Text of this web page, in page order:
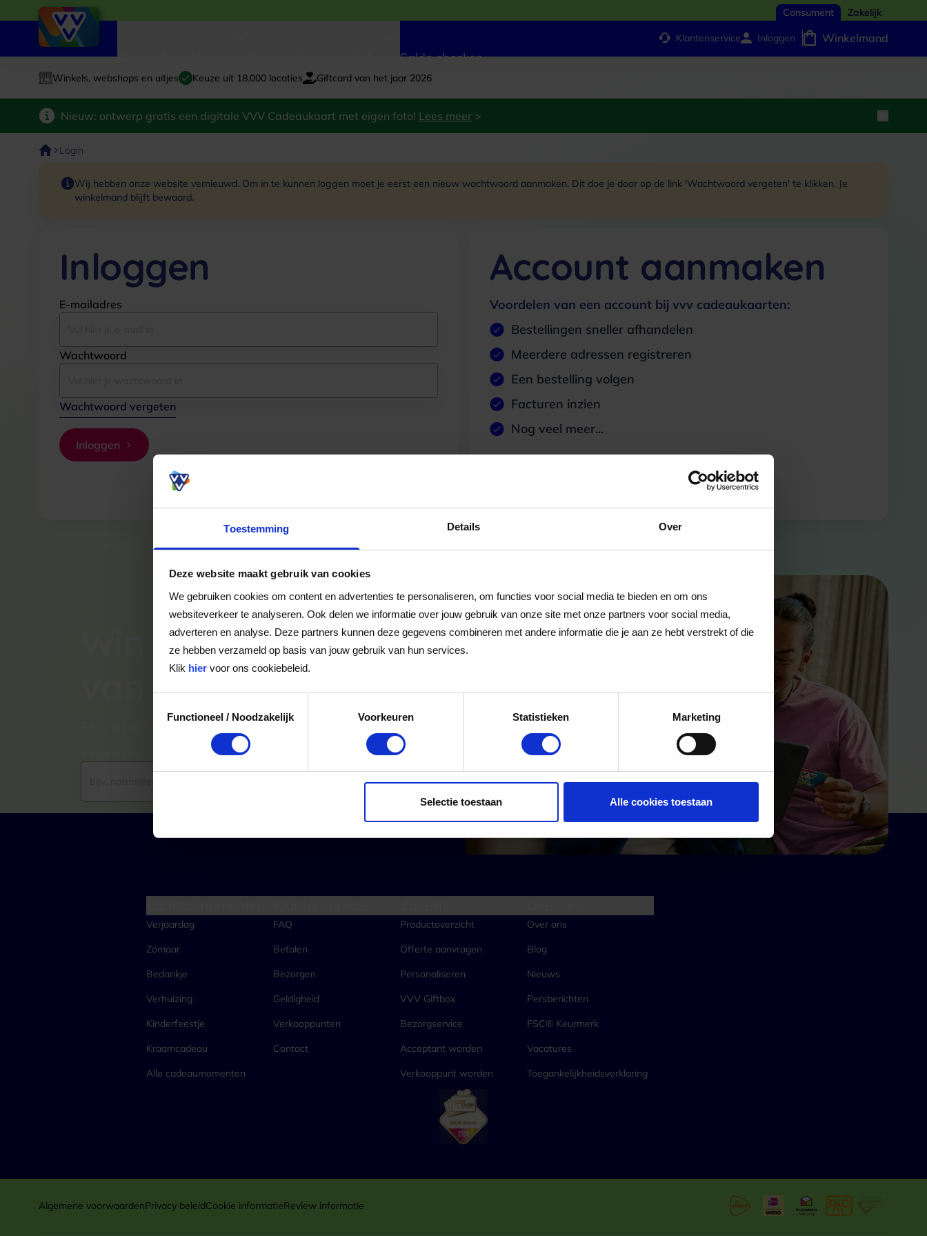
Toestemming Details Over
Deze website maakt gebruik van cookies
We gebruiken cookies om content en advertenties te personaliseren, om functies voor social media te bieden en om ons
websiteverkeer te analyseren. Ook delen we informatie over jouw gebruik van onze site met onze partners voor social media,
adverteren en analyse. Deze partners kunnen deze gegevens combineren met andere informatie die je aan ze hebt verstrekt of die
ze hebben verzameld op basis van jouw gebruik van hun services.
Klik hiervoor ons cookiebeleid.
Functioneel / Noodzakelijk
Voorkeuren Statistieken Marketing
Selectie toestaan Alle cookies toestaan
Consument Zakelijk
Saldo checken
Klantenservice Inloggen Winkelmand
Winkels, webshops en uitjes Keuze uit 18.000 locaties Giftcard van het jaar 2026
Nieuw: ontwerp gratis een digitale VVV Cadeaukaart met eigen foto! Lees meer >
Login
Wij hebben onze website vernieuwd. Om in te kunnen loggen moet je eerst een nieuw wachtwoord aanmaken. Dit doe je door op de link 'Wachtwoord vergeten' te klikken. Je
winkelmand blijft bewaard.
Inloggen
E-mailadres
Wachtwoord
Wachtwoord vergeten
Inloggen
Account aanmaken
Voordelen van een account bij vvv cadeaukaarten:
Bestellingen sneller afhandelen
Meerdere adressen registreren
Een bestelling volgen
Facturen inzien
Nog veel meer...
Win een VVV Cadeaukaart
van €100,-
Elke maand kiezen wij een winnaar uit alle nieuwe aanmeldingen voor de nieuwsbrief
Aanmelden
Verjaardag
Zomaar
Bedankje
Verhuizing
Kinderfeestje
Kraamcadeau
Alle cadeaumomenten
FAQ
Betalen
Bezorgen
Geldigheid
Verkooppunten
Contact
Productoverzicht
Offerte aanvragen
Personaliseren
VVV Giftbox
Bezorgservice
Acceptant worden
Verkooppunt worden
Over ons
Blog
Nieuws
Persberichten
FSC® Keurmerk
Vacatures
Toegankelijkheidsverklaring
Algemene voorwaardenPrivacy beleidCookie informatieReview informatie